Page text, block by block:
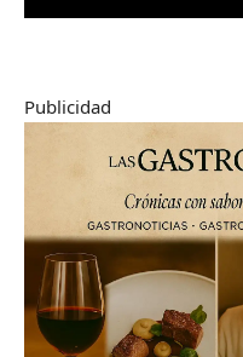
Publicidad